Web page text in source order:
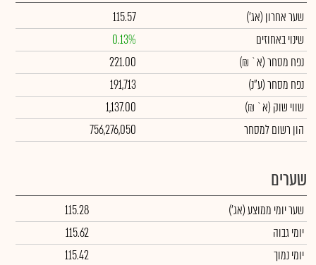
שער אחרון (אג')
115.57
שינוי באחוזים
0.13%
נפח מסחר(א` ₪)
221.00
נפח מסחר(ע"נ)
191,713
שווי שוק (א` ₪)
1,137.00
הון רשום למסחר
756,276,050
שערים
שער יומי ממוצע(אג')
115.28
יומי גבוה
115.62
יומי נמוך
115.42